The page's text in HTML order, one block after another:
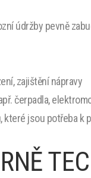
údržby pevně
zajištění nápravy
čerpadla,
jsou potřeba k